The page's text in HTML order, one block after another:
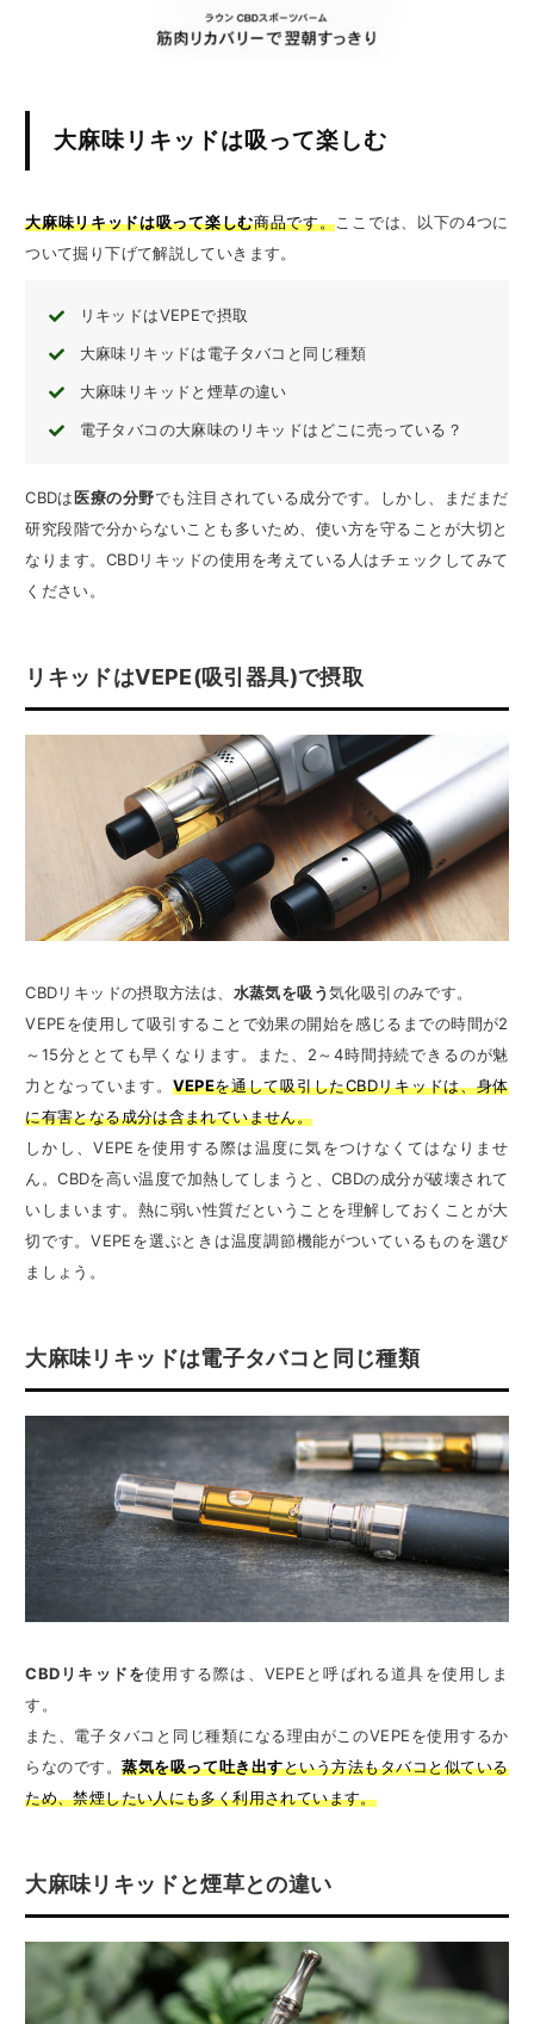
大麻味リキッドは吸って楽しむ
大麻味リキッドは吸って楽しむ商品です。ここでは、以下の4つに
ついて掘り下げて解説していきます。
リキッドはVEPEで摂取
大麻味リキッドは電子タバコと同じ種類
大麻味リキッドと煙草の違い
電子タバコの大麻味のリキッドはどこに売っている？
CBDは医療の分野でも注目されている成分です。しかし、まだまだ
研究段階で分からないことも多いため、使い方を守ることが大切と
なります。CBDリキッドの使用を考えている人はチェックしてみて
ください。
リキッドはVEPE(吸引器具)で摂取
CBDリキッドの摂取方法は、 水蒸気を吸う気化吸引のみです。
VEPEを使用して吸引することで効果の開始を感じるまでの時間が2
～15分ととても早くなります。また、2～4時間持続できるのが魅
力となっています。 VEPEを通して吸引したCBDリキッドは、身体
に有害となる成分は含まれていません。
しかし、VEPEを使用する際は温度に気をつけなくてはなりませ
ん。CBDを高い温度で加熱してしまうと、CBDの成分が破壊されて
いしまいます。熱に弱い性質だということを理解しておくことが大
切です。VEPEを選ぶときは温度調節機能がついているものを選び
ましょう。
大麻味リキッドは電子タバコと同じ種類
CBDリキッドを使用する際は、VEPEと呼ばれる道具を使用しま
す。
また、電子タバコと同じ種類になる理由がこのVEPEを使用するか
らなのです。蒸気を吸って吐き出すという方法もタバコと似ている
ため、禁煙したい人にも多く利用されています。
大麻味リキッドと煙草との違い